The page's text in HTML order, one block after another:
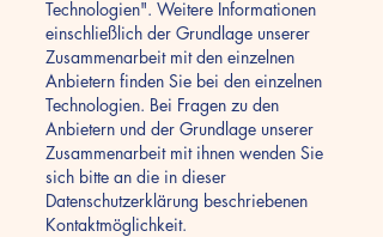
Technologien". Weitere Informationen
einschließlich der Grundlage unserer
Zusammenarbeit mit den einzelnen
Anbietern finden Sie bei den einzelnen
Technologien. Bei Fragen zu den
Anbietern und der Grundlage unserer
Zusammenarbeit mit ihnen wenden Sie
sich bitte an die in dieser
Datenschutzerklärung beschriebenen
Kontaktmöglichkeit.